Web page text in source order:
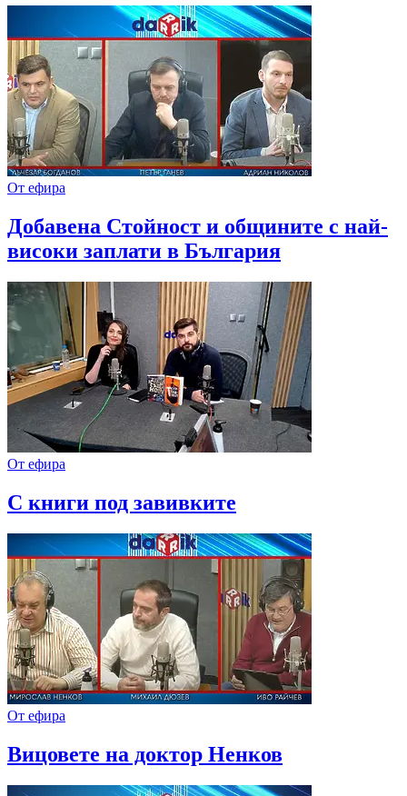
От ефира
Добавена Стойност и общините с най-
високи заплати в България
От ефира
С книги под завивките
От ефира
Вицовете на доктор Ненков